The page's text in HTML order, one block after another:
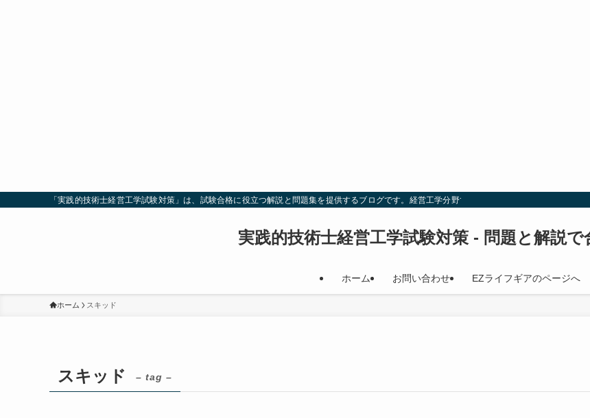
「実践的技術士経営工学試験対策」は、試験合格に役立つ解説と問題集を提供するブログです。経営工学分野での試験対策を効率的に行い、
実践的技術士経営工学試験対策 - 問題と解説
ホーム お問い合わせ EZライフギアのページへ
ホーム スキッド
スキッド – tag –